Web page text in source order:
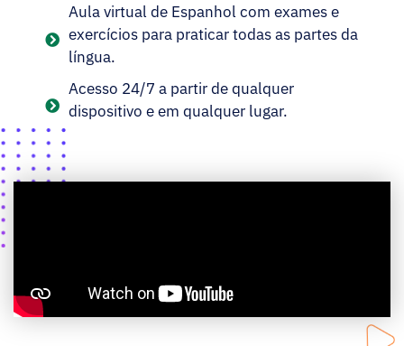
Aula virtual de Espanhol com exames e
exercícios para praticar todas as partes da
língua.
Acesso 24/7 a partir de qualquer
dispositivo e em qualquer lugar.